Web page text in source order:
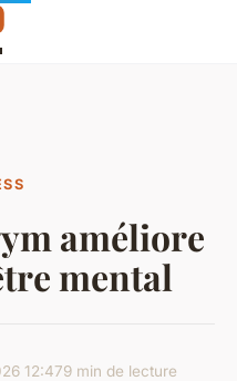
améliore
mental
12:479 min de lecture